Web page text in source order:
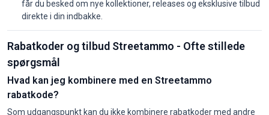
får du besked om nye kollektioner, releases og eksklusive tilbud
direkte i din indbakke.
Rabatkoder og tilbud Streetammo - Ofte stillede
spørgsmål
Hvad kan jeg kombinere med en Streetammo
rabatkode?
Som udgangspunkt kan du ikke kombinere rabatkoder med andre